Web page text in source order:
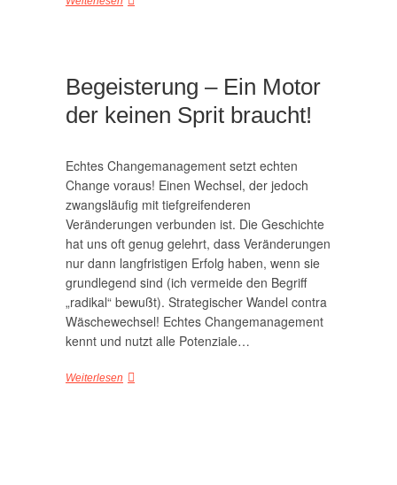
Begeisterung – Ein Motor
der keinen Sprit braucht!
Echtes Changemanagement setzt echten
Change voraus! Einen Wechsel, der jedoch
zwangsläufig mit tiefgreifenderen
Veränderungen verbunden ist. Die Geschichte
hat uns oft genug gelehrt, dass Veränderungen
nur dann langfristigen Erfolg haben, wenn sie
grundlegend sind (ich vermeide den Begriff
„radikal“ bewußt). Strategischer Wandel contra
Wäschewechsel! Echtes Changemanagement
kennt und nutzt alle Potenziale…
Weiterlesen